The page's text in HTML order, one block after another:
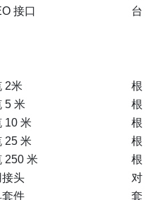
接口 台
2米
根
5 米
根
10 米
根
25 米
根
250 米
根
接头
对
套件
套